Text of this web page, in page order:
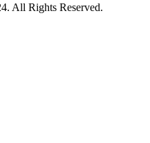
All Rights Reserved.